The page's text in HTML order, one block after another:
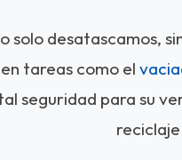
solo desatascamos,
tareas como el
seguridad para su